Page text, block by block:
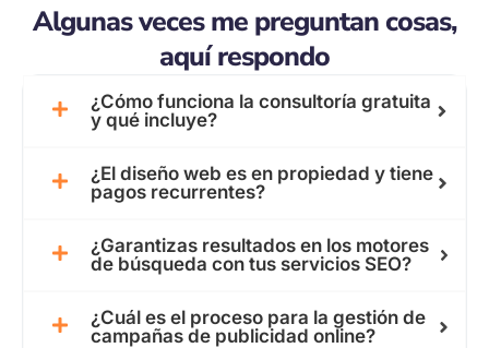
Algunas veces me preguntan cosas,
aquí respondo
¿Cómo funciona la consultoría gratuita
y qué incluye?
¿El diseño web es en propiedad y tiene
pagos recurrentes?
¿Garantizas resultados en los motores
de búsqueda con tus servicios SEO?
¿Cuál es el proceso para la gestión de
campañas de publicidad online?